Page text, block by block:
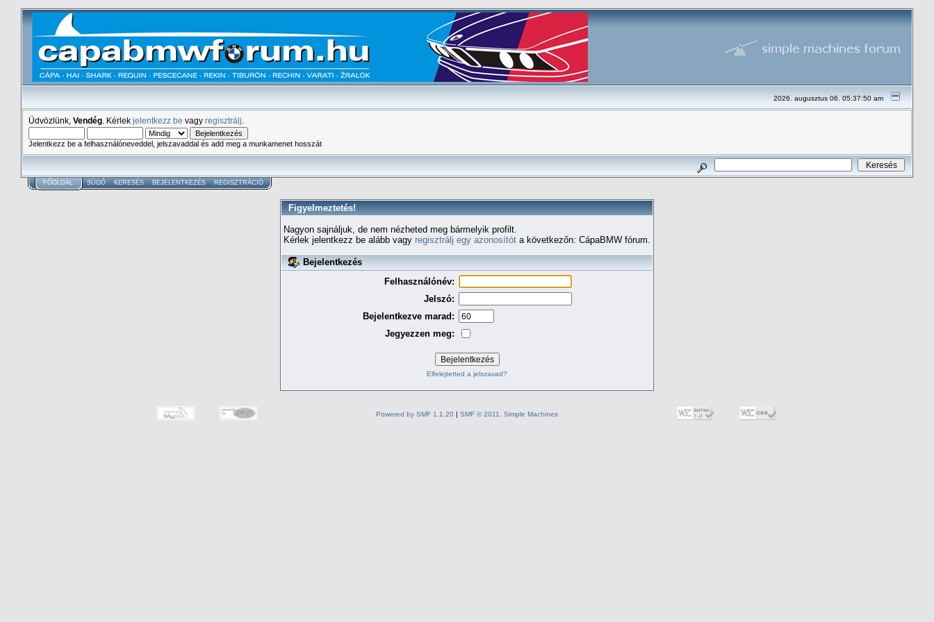
2026. augusztus 06. 05:37:50 am
Üdvözlünk, Vendég . Kérlek jelentkezz be vagy regisztrálj
Jelentkezz be a felhasználóneveddel, jelszavaddal és add meg a munkamenet hosszát
FŐOLDAL SÚGÓ KERESÉS BEJELENTKEZÉS REGISZTRÁCIÓ
Figyelmeztetés!
Nagyon sajnáljuk, de nem nézheted meg bármelyik profilt.
Kérlek jelentkezz be alább vagy regisztrálj egy azonosítót a következőn: CápaBMW fórum.
Bejelentkezés
Felhasználónév:
Jelszó:
Bejelentkezve marad:
Jegyezzen meg:
Elfelejtetted a jelszavad?
Powered by SMF 1.1.20 | SMF © 2011, Simple Machines